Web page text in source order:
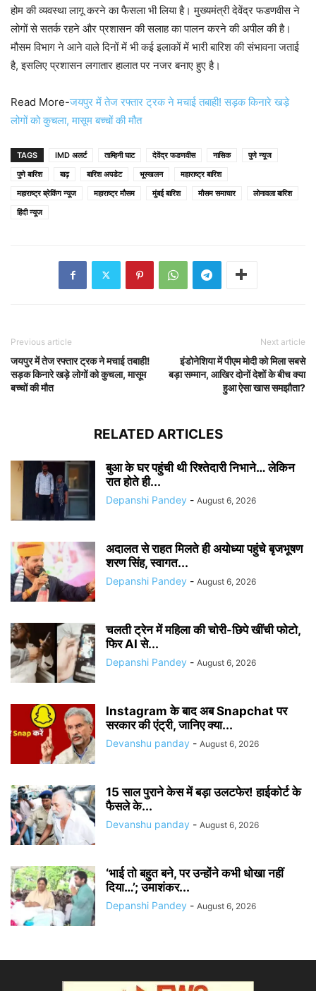
होम की व्यवस्था लागू करने का फैसला भी लिया है। मुख्यमंत्री देवेंद्र फडणवीस ने
लोगों से सतर्क रहने और प्रशासन की सलाह का पालन करने की अपील की है।
मौसम विभाग ने आने वाले दिनों में भी कई इलाकों में भारी बारिश की संभावना जताई
है, इसलिए प्रशासन लगातार हालात पर नजर बनाए हुए है।
Read More-जयपुर में तेज रफ्तार ट्रक ने मचाई तबाही! सड़क किनारे खड़े
लोगों को कुचला, मासूम बच्चों की मौत
TAGS IMD अलर्ट ताम्हिनी घाट देवेंद्र फडणवीस नासिक
पुणे न्यूज
पुणे बारिश
बाढ़ बारिश अपडेट भूस्खलन
महाराष्ट्र बारिश
महाराष्ट्र ब्रेकिंग न्यूज
महाराष्ट्र मौसम मुंबई बारिश मौसम समाचार
लोनावला बारिश
हिंदी न्यूज
Previous article
जयपुर में तेज रफ्तार ट्रक ने मचाई तबाही!
सड़क किनारे खड़े लोगों को कुचला, मासूम
बच्चों की मौत
Next article
इंडोनेशिया में पीएम मोदी को मिला सबसे
बड़ा सम्मान, आखिर दोनों देशों के बीच क्या
हुआ ऐसा खास समझौता?
RELATED ARTICLES
बुआ के घर पहुंची थी रिश्तेदारी निभाने… लेकिन
रात होते ही...
Depanshi Pandey - August 6, 2026
अदालत से राहत मिलते ही अयोध्या पहुंचे बृजभूषण
शरण सिंह, स्वागत...
Depanshi Pandey - August 6, 2026
चलती ट्रेन में महिला की चोरी-छिपे खींची फोटो,
फिर AI से...
Depanshi Pandey - August 6, 2026
Instagram के बाद अब Snapchat पर
सरकार की एंट्री, जानिए क्या...
Devanshu panday - August 6, 2026
15 साल पुराने केस में बड़ा उलटफेर! हाईकोर्ट के
फैसले के...
Devanshu panday - August 6, 2026
‘भाई तो बहुत बने, पर उन्होंने कभी धोखा नहीं
दिया…’; उमाशंकर...
Depanshi Pandey - August 6, 2026